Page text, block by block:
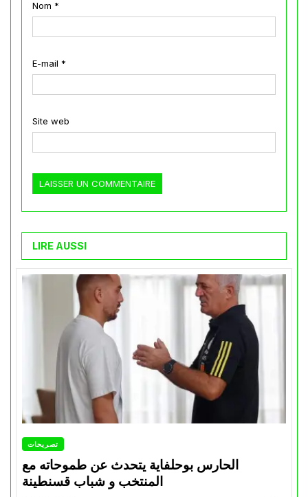
Nom *
E-mail *
Site web
LIRE AUSSI
تصريحات
الحارس بوحلفاية يتحدث عن طموحاته مع
المنتخب و شباب قسنطينة